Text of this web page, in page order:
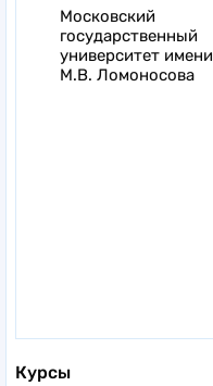
Московский
государственный
университет имени
М.В. Ломоносова
Курсы